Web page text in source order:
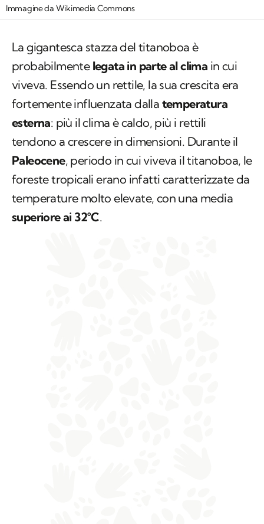
Immagine da Wikimedia Commons
La gigantesca stazza del titanoboa è
probabilmente legata in parte al clima in cui
viveva. Essendo un rettile, la sua crescita era
fortemente influenzata dalla temperatura
esterna: più il clima è caldo, più i rettili
tendono a crescere in dimensioni. Durante il
Paleocene, periodo in cui viveva il titanoboa, le
foreste tropicali erano infatti caratterizzate da
temperature molto elevate, con una media
superiore ai 32°C.